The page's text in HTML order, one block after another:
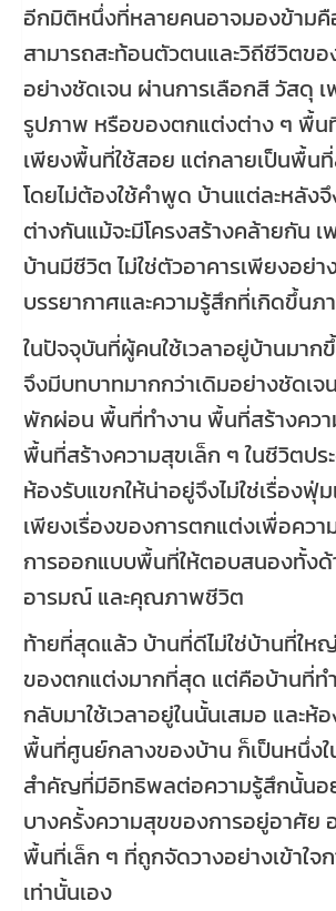
อีกมิติหนึ่งที่หลายคนอาจมองข้าม
สามารถสะท้อนตัวตนและวิถีชีวิตขอ
อย่างชัดเจน ผ่านการเลือกสี วัสดุ
รูปภาพ หรือของตกแต่งต่าง ๆ พื้น
เพียงพื้นที่ใช้สอย แต่กลายเป็นพื้น
โดยไม่ต้องใช้คำพูด บ้านแต่ละหลั
ต่างกันแม้จะมีโครงสร้างคล้ายกัน เ
บ้านมีชีวิต ไม่ใช่ตัวอาคารเพียงอย่
บรรยากาศและความรู้สึกที่เกิดขึ้นภ
ในปัจจุบันที่ผู้คนใช้เวลาอยู่บ้านมา
จึงมีบทบาทมากกว่าเดิมอย่างชัดเจ
พักผ่อน พื้นที่ทำงาน พื้นที่สร้างคว
พื้นที่สร้างความสุขเล็ก ๆ ในชีวิตปร
ห้องรับแขกให้น่าอยู่จึงไม่ใช่เรื่องฟุ่ม
เพียงเรื่องของการตกแต่งเพื่อคว
การออกแบบพื้นที่ให้ตอบสนองทั้งด้
อารมณ์ และคุณภาพชีวิต
ท้ายที่สุดแล้ว บ้านที่ดีไม่ใช่บ้านที่ใ
ของตกแต่งมากที่สุด แต่คือบ้านที่ท
กลับมาใช้เวลาอยู่ในนั้นเสมอ และห้
พื้นที่ศูนย์กลางของบ้าน ก็เป็นหนึ่ง
สำคัญที่มีอิทธิพลต่อความรู้สึกนั้นอย่
บางครั้งความสุขของการอยู่อาศัย
พื้นที่เล็ก ๆ ที่ถูกจัดวางอย่างเข้าใจ
เท่านั้นเอง